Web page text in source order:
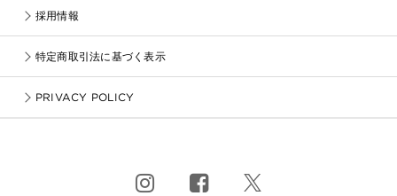
採用情報
特定商取引法に基づく表示
PRIVACY POLICY